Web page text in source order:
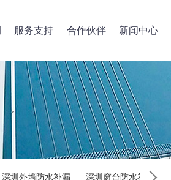
服务支持 合作伙伴 新闻中心
深圳外墙防水补漏 深圳窗台防水补漏